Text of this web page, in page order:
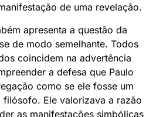
de uma revelação.
apresenta a questão da
de modo semelhante. Todos
coincidem na advertência
a defesa que Paulo
como se ele fosse um
filósofo. Ele valorizava a razão
as manifestações simbólicas